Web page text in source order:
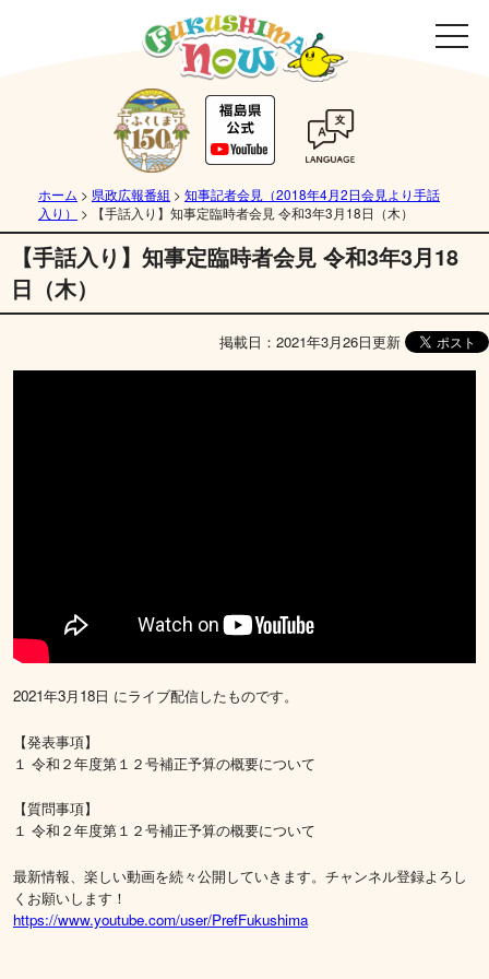
ホーム > 県政広報番組 > 知事記者会見（2018年4月2日会見より手話
入り）
> 【手話入り】知事定臨時者会見 令和3年3月18日（木）
【手話入り】知事定臨時者会見 令和3年3月18
日（木）
掲載日：2021年3月26日更新
2021年3月18日 にライブ配信したものです。
【発表事項】
１ 令和２年度第１２号補正予算の概要について
【質問事項】
１ 令和２年度第１２号補正予算の概要について
最新情報、楽しい動画を続々公開していきます。チャンネル登録よろし
くお願いします！
https://www.youtube.com/user/PrefFukushima